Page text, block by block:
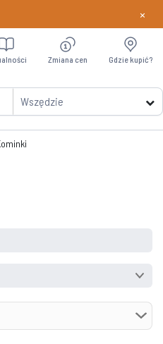
Dowiedz
×
Wszędzie
Zmiana cen Gdzie kupić?